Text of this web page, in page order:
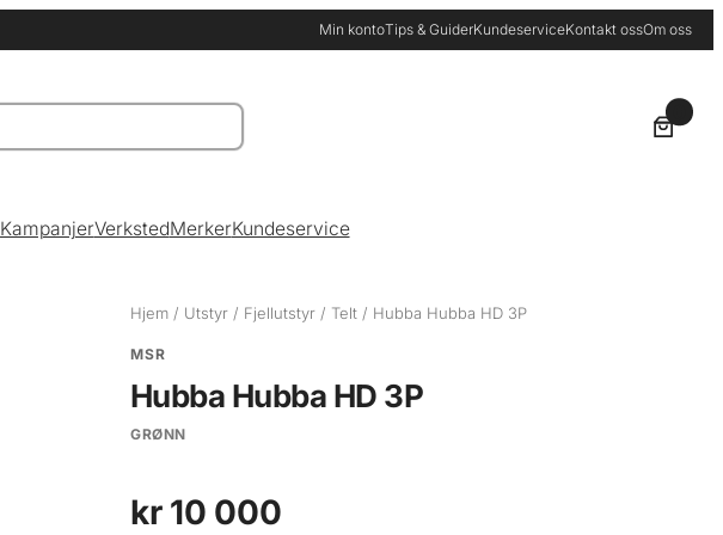
Min kontoTips & GuiderKundeserviceKontakt ossOm oss
KampanjerVerkstedMerkerKundeservice
Hjem / Utstyr / Fjellutstyr / Telt / Hubba Hubba HD 3P
MSR
Hubba Hubba HD 3P
GRØNN
kr10 000